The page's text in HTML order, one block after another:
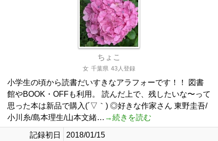
ちょこ
女 千葉県 43人登録
小学生の頃から読書だいすきなアラフォーです！！ 図書
館やBOOK・OFFも利用。 読んだ上で、残したいな〜って
思った本は新品で購入(´▽｀) ◎好きな作家さん 東野圭吾/
小川糸/島本理生/山本文緒… →続きを読む
記録初日
2018/01/15